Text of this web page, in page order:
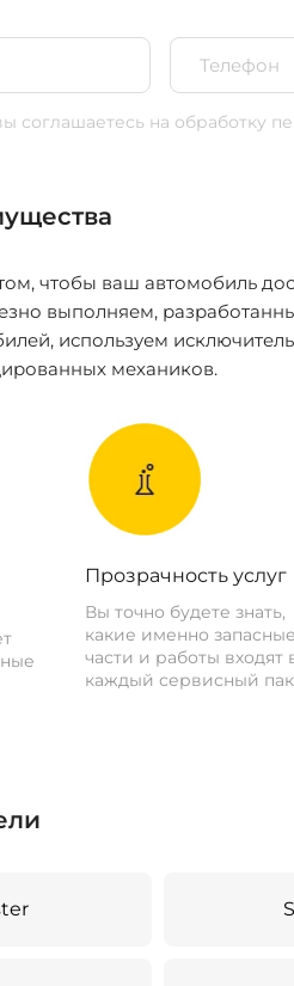
соглашаетесь на обработку
чтобы ваш автомобиль
выполняем,
используем
механиков.
Прозрачность услуг
Вы точно будете знать,
какие именно запасные
части и работы входят
каждый сервисный